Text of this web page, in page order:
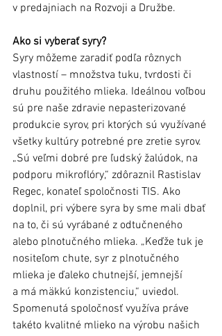
v predajniach na Rozvoji a Družbe.
Ako si vyberať syry?
Syry môžeme zaradiť podľa rôznych
vlastností – množstva tuku, tvrdosti či
druhu použitého mlieka. Ideálnou voľbou
sú pre naše zdravie nepasterizované
produkcie syrov, pri ktorých sú využívané
všetky kultúry potrebné pre zretie syrov.
„Sú veľmi dobré pre ľudský žalúdok, na
podporu mikroflóry,“ zdôraznil Rastislav
Regec, konateľ spoločnosti TIS. Ako
doplnil, pri výbere syra by sme mali dbať
na to, či sú vyrábané z odtučneného
alebo plnotučného mlieka. „Keďže tuk je
nositeľom chute, syr z plnotučného
mlieka je ďaleko chutnejší, jemnejší
a má mäkkú konzistenciu,“ uviedol.
Spomenutá spoločnosť využíva práve
takéto kvalitné mlieko na výrobu našich